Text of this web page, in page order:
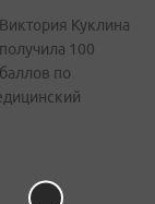
Виктория Куклина
получила 100
баллов по